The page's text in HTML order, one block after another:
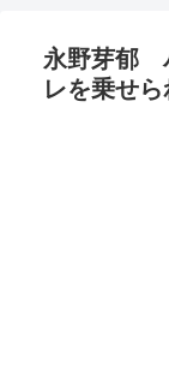
永野芽郁
レを乗せ